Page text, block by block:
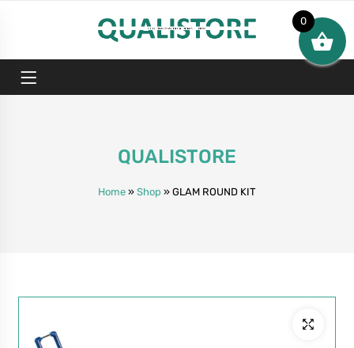
QUALISTORE
Home » Shop » GLAM ROUND KIT
0